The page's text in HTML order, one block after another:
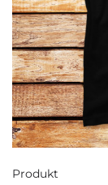
Produkt